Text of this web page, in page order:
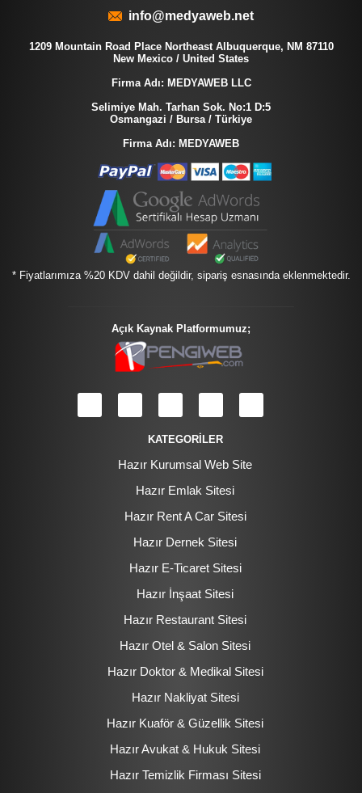
info@medyaweb.net
1209 Mountain Road Place Northeast Albuquerque, NM 87110
New Mexico / United States
Firma Adı: MEDYAWEB LLC
Selimiye Mah. Tarhan Sok. No:1 D:5
Osmangazi / Bursa / Türkiye
Firma Adı: MEDYAWEB
* Fiyatlarımıza %20 KDV dahil değildir, sipariş esnasında eklenmektedir.
Açık Kaynak Platformumuz;
KATEGORİLER
Hazır Kurumsal Web Site
Hazır Emlak Sitesi
Hazır Rent A Car Sitesi
Hazır Dernek Sitesi
Hazır E-Ticaret Sitesi
Hazır İnşaat Sitesi
Hazır Restaurant Sitesi
Hazır Otel & Salon Sitesi
Hazır Doktor & Medikal Sitesi
Hazır Nakliyat Sitesi
Hazır Kuaför & Güzellik Sitesi
Hazır Avukat & Hukuk Sitesi
Hazır Temizlik Firması Sitesi